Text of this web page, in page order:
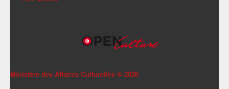
Ministère des Affaires Culturelles © 2026